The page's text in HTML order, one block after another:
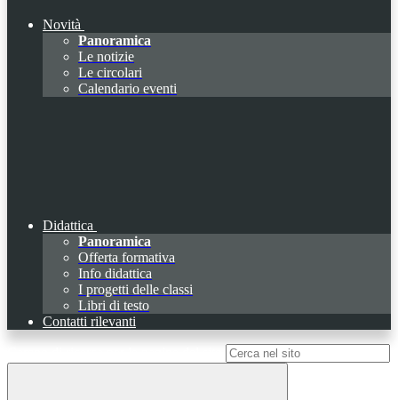
Novità
Panoramica
Le notizie
Le circolari
Calendario eventi
Didattica
Panoramica
Offerta formativa
Info didattica
I progetti delle classi
Libri di testo
Contatti rilevanti